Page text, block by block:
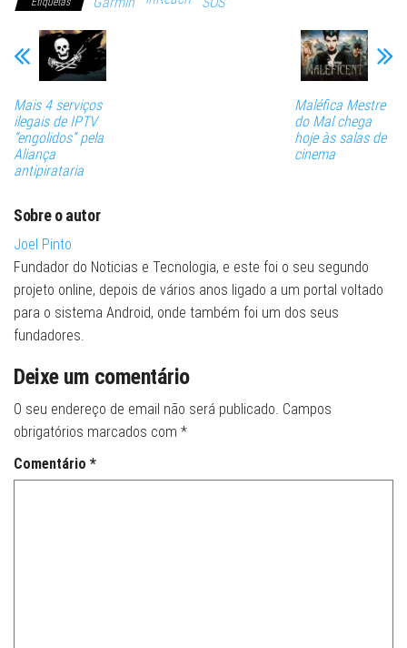
Mais 4 serviços
ilegais de IPTV
“engolidos” pela
Aliança
antipirataria
Maléfica Mestre
do Mal chega
hoje às salas de
cinema
Sobre o autor
Joel Pinto
Fundador do Noticias e Tecnologia, e este foi o seu segundo
projeto online, depois de vários anos ligado a um portal voltado
para o sistema Android, onde também foi um dos seus
fundadores.
Deixe um comentário
O seu endereço de email não será publicado. Campos
obrigatórios marcados com *
Comentário *